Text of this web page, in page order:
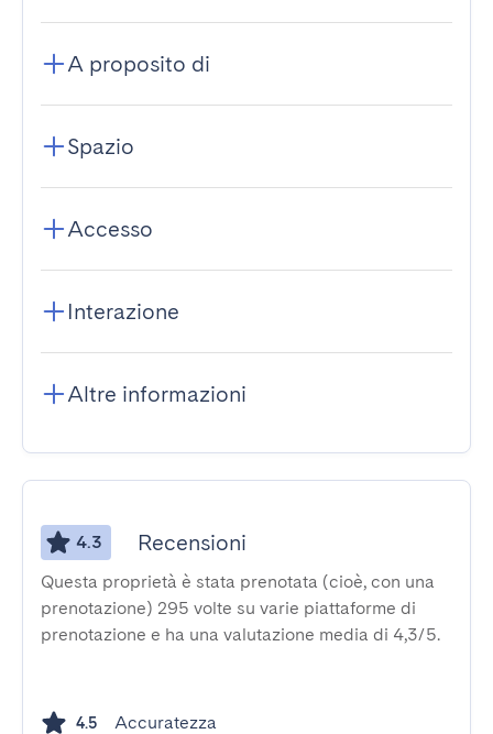
A proposito di
Spazio
Accesso
Interazione
Altre informazioni
4.3 Recensioni
Questa proprietà è stata prenotata (cioè, con una
prenotazione) 295 volte su varie piattaforme di
prenotazione e ha una valutazione media di 4,3/5.
4.5 Accuratezza